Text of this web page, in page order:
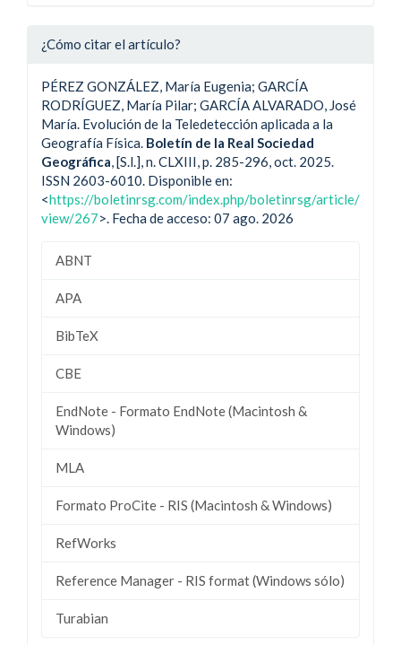
¿Cómo citar el artículo?
PÉREZ GONZÁLEZ, María Eugenia; GARCÍA
RODRÍGUEZ, María Pilar; GARCÍA ALVARADO, José
María. Evolución de la Teledetección aplicada a la
Geografía Física. Boletín de la Real Sociedad
Geográfica , [S.l.], n. CLXIII, p. 285-296, oct. 2025.
ISSN 2603-6010. Disponible en:
<https://boletinrsg.com/index.php/boletinrsg/article/
view/267>. Fecha de acceso: 07 ago. 2026
ABNT
APA
BibTeX
CBE
EndNote - Formato EndNote (Macintosh &
Windows)
MLA
Formato ProCite - RIS (Macintosh & Windows)
RefWorks
Reference Manager - RIS format (Windows sólo)
Turabian